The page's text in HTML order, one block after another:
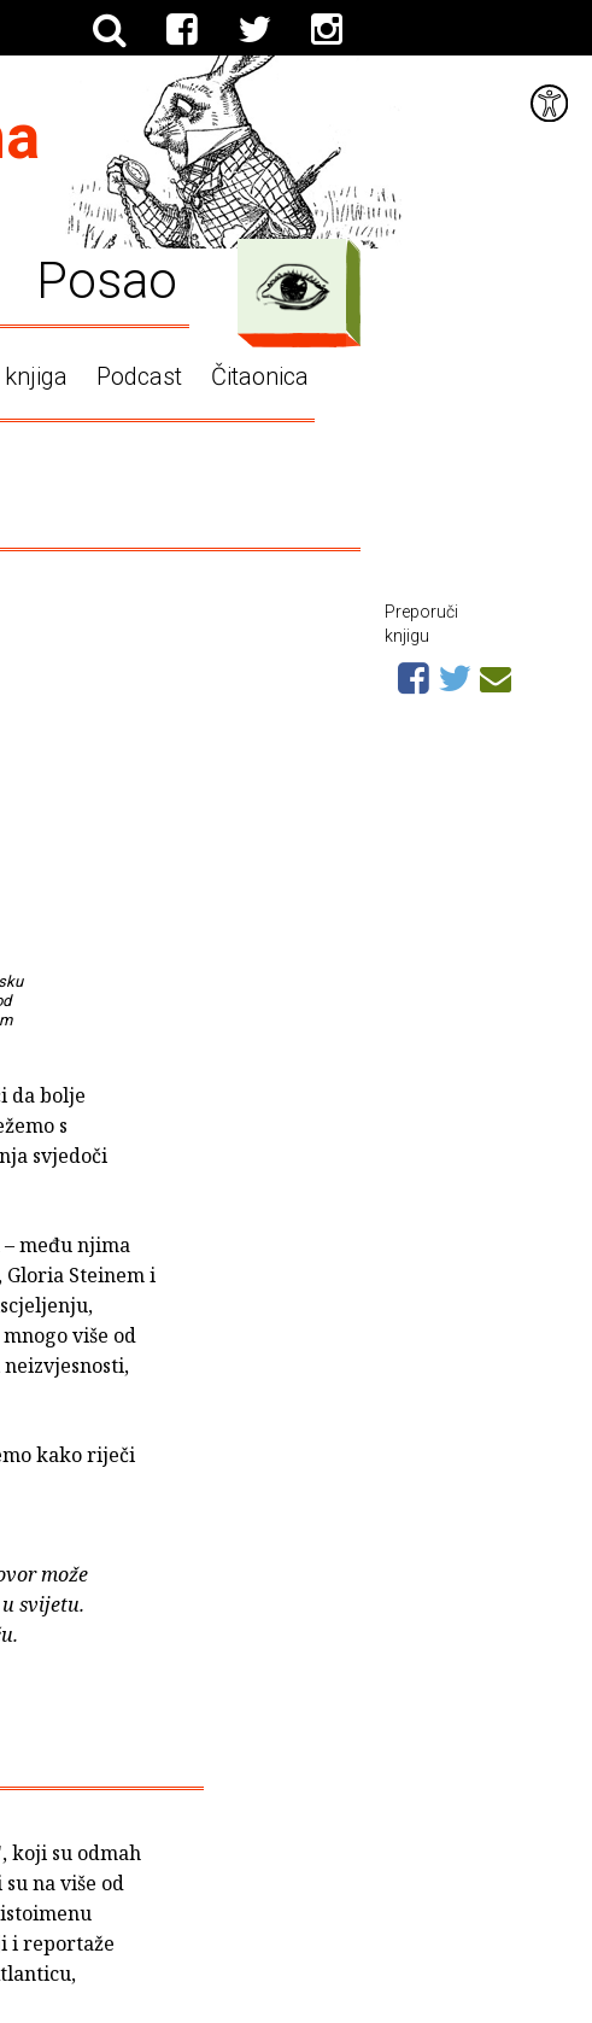
Posao
Podcast Čitaonica
da bolje
s
svjedoči
među njima
Gloria Steinem i
više od
kako riječi
može
svijetu.
koji su odmah
na više od
i reportaže
Preporuči
knjigu